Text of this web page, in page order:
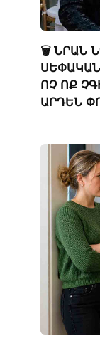
🗑️ ՆՐԱՆ
ՈՉ ՈՔ
ԱՐԴԵՆ